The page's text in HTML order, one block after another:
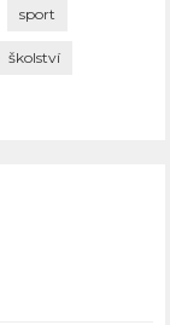
sport
školství